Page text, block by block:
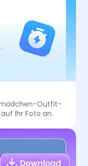
Outfit-
Ihr Foto an.